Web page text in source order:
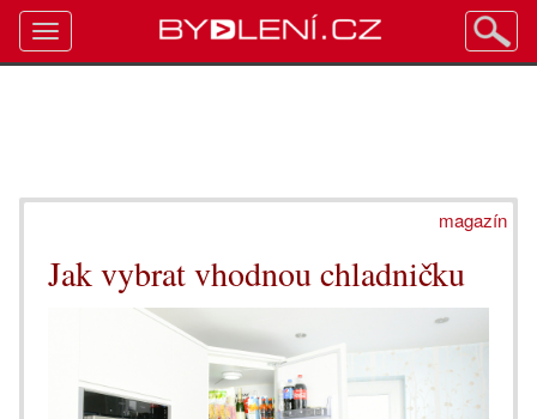
magazín
Jak vybrat vhodnou chladničku
Toggle
navigation